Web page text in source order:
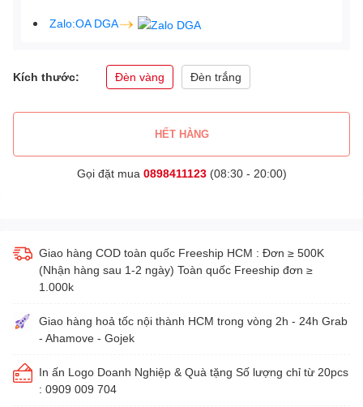
Zalo:OA DGA
Kích thước: Đèn vàng Đèn trắng
HẾT HÀNG
Gọi đặt mua 0898411123(08:30 - 20:00)
Giao hàng COD toàn quốc Freeship HCM : Đơn ≥ 500K
(Nhận hàng sau 1-2 ngày) Toàn quốc Freeship đơn ≥
1.000k
Giao hàng hoả tốc nội thành HCM trong vòng 2h - 24h Grab
- Ahamove - Gojek
In ấn Logo Doanh Nghiệp & Quà tặng Số lượng chỉ từ 20pcs
: 0909 009 704